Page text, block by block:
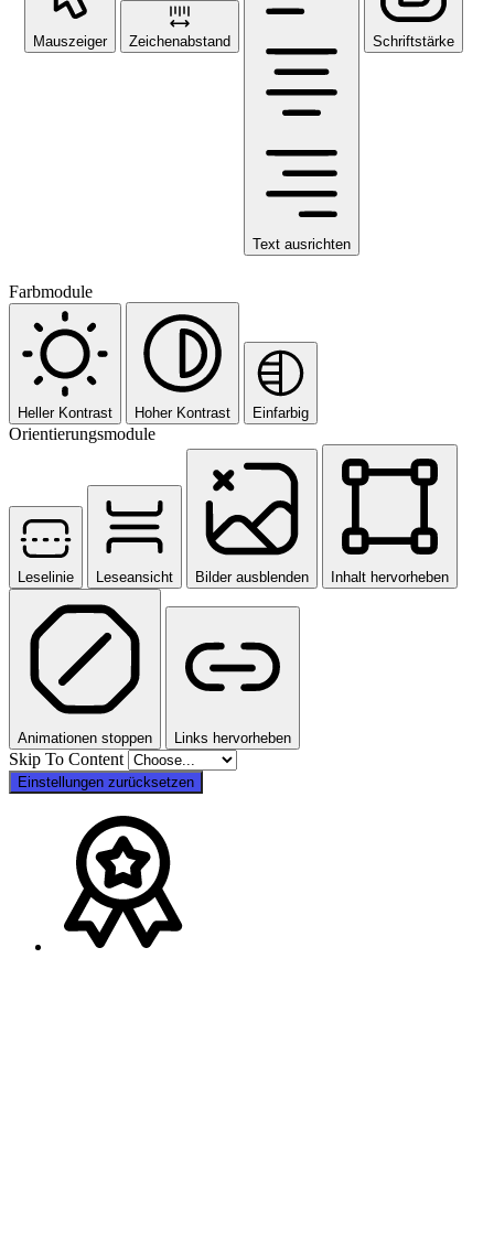
Mauszeiger Zeichenabstand
Text ausrichten
Schriftstärke
Farbmodule
Heller Kontrast Hoher Kontrast Einfarbig
Orientierungsmodule
Leselinie Leseansicht Bilder ausblenden Inhalt hervorheben
Animationen stoppen Links hervorheben
Skip To Content
Einstellungen zurücksetzen